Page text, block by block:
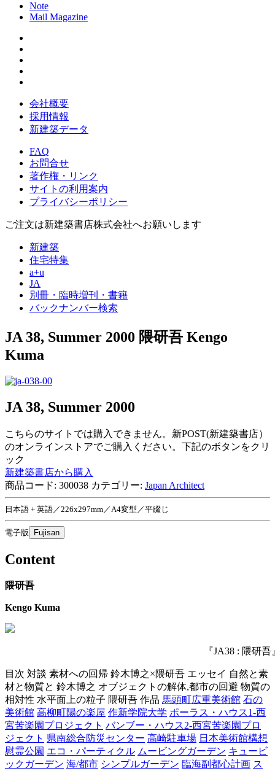
Note
Mail Magazine
会社概要
採用情報
新建築データ
FAQ
お問合せ
著作権・リンク
サイトの利用案内
プライバシーポリシー
ご注文は新建築書店株式会社へお願いします
新建築
住宅特集
a+u
JA
別冊・臨時増刊・書籍
バックナンバー検索
JA 38, Summer 2000 隈研吾 Kengo
Kuma
JA 38, Summer 2000
こちらのサイトでは購入できません。新POST(新建築書店）
のオンラインストアでご購入ください。下記のボタンをクリ
ック
新建築書店から購入
商品コード: 300038 カテゴリー: Japan Architect
日本語 + 英語／226x297mm／A4変型／平綴じ
電子版 Fujisan
Content
隈研吾
Kengo Kuma
『JA38 : 隈研吾
目次 対談 素材への回帰 鈴木博之×隈研吾 エッセイ 自然と素
材と物質と 鈴木博之 オブジェクトの解体,都市の回避 物質の
相対性 水平面上の粒子 隈研吾 作品 馬頭町広重美術館 石の
美術館 高柳町陽の楽屋 作新学院大学 ポーラス・ハウス1-西
宮苦楽園プロジェクト バンブー・ハウス2-西宮苦楽園プロ
ジェクト 県南総合防災センター 高崎駐車場 日本美術館構想
慰霊公園 エコ・パーティクル ムービングガーデン キュービ
ックガーデン 海/都市 シンプルガーデン 臨海副都心計画 ス